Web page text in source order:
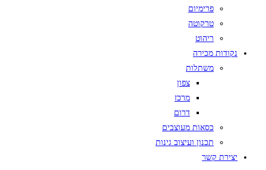
פרימיום
טרקוטה
ריהוט
נקודות מכירה
משתלות
צפון
מרכז
דרום
כסאות מעוצבים
תכנון ועיצוב גינות
יצירת קשר